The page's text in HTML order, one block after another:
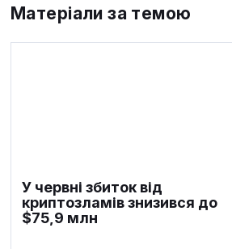
Матеріали за темою
У червні збиток від
криптозламів знизився до
$75,9 млн